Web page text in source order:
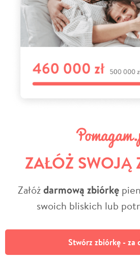
ZAŁÓŻ SWOJĄ
Załóżdarmową zbiórkę
swoich bliskich lub
Stwórz zbiórkę - za